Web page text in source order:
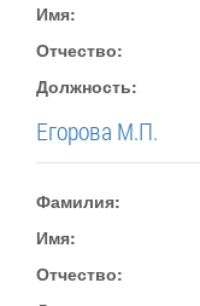
Имя:
Отчество:
Должность:
Егорова М.П.
Фамилия:
Имя:
Отчество: